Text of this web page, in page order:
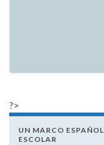
?>
UN MARCO
ESCOLAR